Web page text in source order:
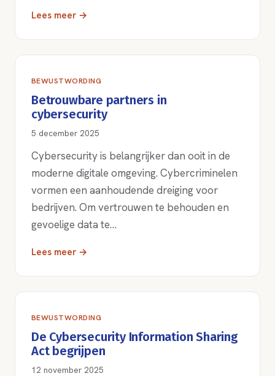
Lees meer →
BEWUSTWORDING
Betrouwbare partners in
cybersecurity
5 december 2025
Cybersecurity is belangrijker dan ooit in de
moderne digitale omgeving. Cybercriminelen
vormen een aanhoudende dreiging voor
bedrijven. Om vertrouwen te behouden en
gevoelige data te…
Lees meer →
BEWUSTWORDING
De Cybersecurity Information Sharing
Act begrijpen
12 november 2025